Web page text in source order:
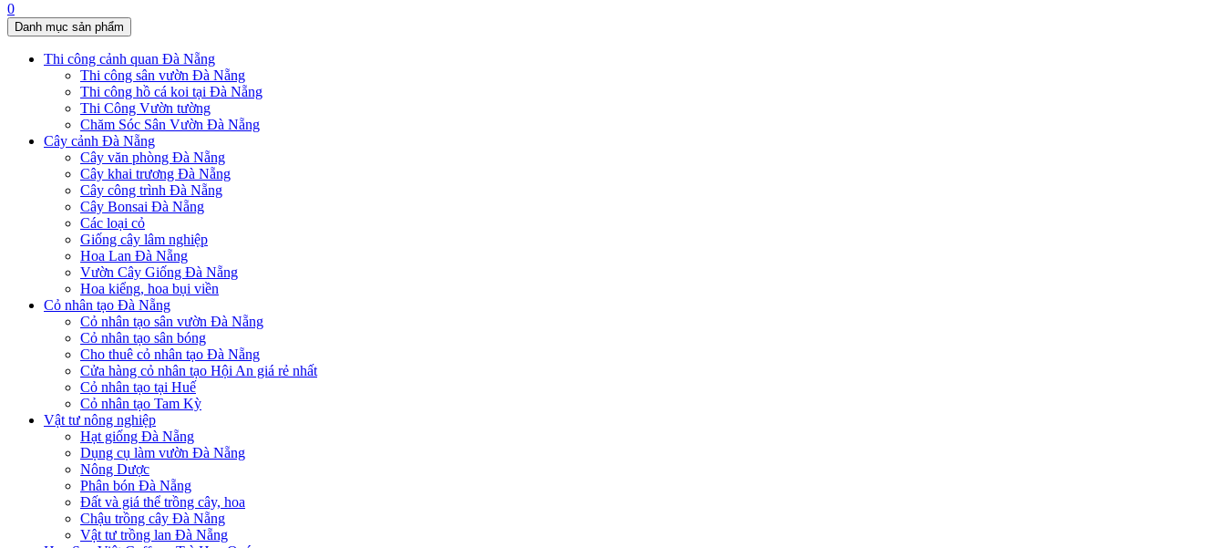
0
Danh mục sản phẩm
Thi công cảnh quan Đà Nẵng
Thi công sân vườn Đà Nẵng
Thi công hồ cá koi tại Đà Nẵng
Thi Công Vườn tường
Chăm Sóc Sân Vườn Đà Nẵng
Cây cảnh Đà Nẵng
Cây văn phòng Đà Nẵng
Cây khai trương Đà Nẵng
Cây công trình Đà Nẵng
Cây Bonsai Đà Nẵng
Các loại cỏ
Giống cây lâm nghiệp
Hoa Lan Đà Nẵng
Vườn Cây Giống Đà Nẵng
Hoa kiểng, hoa bụi viền
Cỏ nhân tạo Đà Nẵng
Cỏ nhân tạo sân vườn Đà Nẵng
Cỏ nhân tạo sân bóng
Cho thuê cỏ nhân tạo Đà Nẵng
Cửa hàng cỏ nhân tạo Hội An giá rẻ nhất
Cỏ nhân tạo tại Huế
Cỏ nhân tạo Tam Kỳ
Vật tư nông nghiệp
Hạt giống Đà Nẵng
Dụng cụ làm vườn Đà Nẵng
Nông Dược
Phân bón Đà Nẵng
Đất và giá thể trồng cây, hoa
Chậu trồng cây Đà Nẵng
Vật tư trồng lan Đà Nẵng